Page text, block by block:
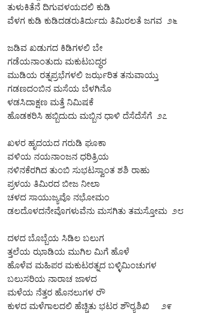
ತುಳುಕಿತೆನೆ ದಿಗುವಳಯದಲಿ ಕುಡಿ
ವೆಳಗ ಕುಡಿ ಕುಡಿದಡರುತಿರ್ದುದು ತಿಮಿರಲತೆ ಜಗವ ೨೬
ಜಡಿವ ಖಡುಗದ ಕಿಡಿಗಳಲಿ ಬೇ
ಗಡೆಯನಾಂತುದು ಮಕುಟಬದ್ಧರ
ಮುಡಿಯ ರತ್ನಪ್ರಭೆಗಳಲಿ ಜರ್ಝರಿತ ತನುವಾಯ್ತು
ಗಡಣದಂಬಿನ ಮಸೆಯ ಬೆಳಗಿನೊ
ಳಡಸಿದಾಕ್ಷಣ ಮತ್ತೆ ನಿಮಿಷಕೆ
ಹೊಡಕರಿಸಿ ಹಬ್ಬಿದುದು ಮಬ್ಬಿನ ಧಾಳಿ ದೆಸೆದೆಸೆಗೆ ೨೭
ಖಳರ ಹೃದಯದ ಗರುಡಿ ಘೂಕಾ
ವಳಿಯ ನಯನಾಂಜನ ಧರಿತ್ರಿಯ
ನಳಿನಕೆರಗಿದ ತುಂಬಿ ಸುಭಟಸ್ವಾಂತ ಶಶಿ ರಾಹು
ಪ್ರಳಯ ತಿಮಿರದ ಬೀಜ ನೀಲಾ
ಚಳದ ಸಾಯುಜ್ಯವೊ ನಭೋಮಂ
ಡಲದೊಳದನೇವೊಗಳುವೆನು ಮಸಗಿತು ತಮಸ್ತೋಮ ೨೮
ದಳದ ಬೊಬ್ಬೆಯ ಸಿಡಿಲ ಬಲುಗ
ತ್ತಲೆಯ ಝಾಡಿಯ ಮುಗಿಲ ಮಿಗೆ ಹೊಳೆ
ಹೊಳೆವ ಮಹಿಪರ ಮಕುಟರತ್ನದ ಬಳ್ಳಿಮಿಂಚುಗಳ
ಬಲುಸರಿಯ ನಾರಾಚ ಜಾಳದ
ಮಳೆಯ ನೆತ್ತರ ಹೊನಲುಗಳ ರೌ
ಕುಳದ ಮಳೆಗಾಲದಲಿ ಹೆಚ್ಚಿತು ಭಟರ ಶೌರ‍್ಯಶಿಖಿ ೨೯